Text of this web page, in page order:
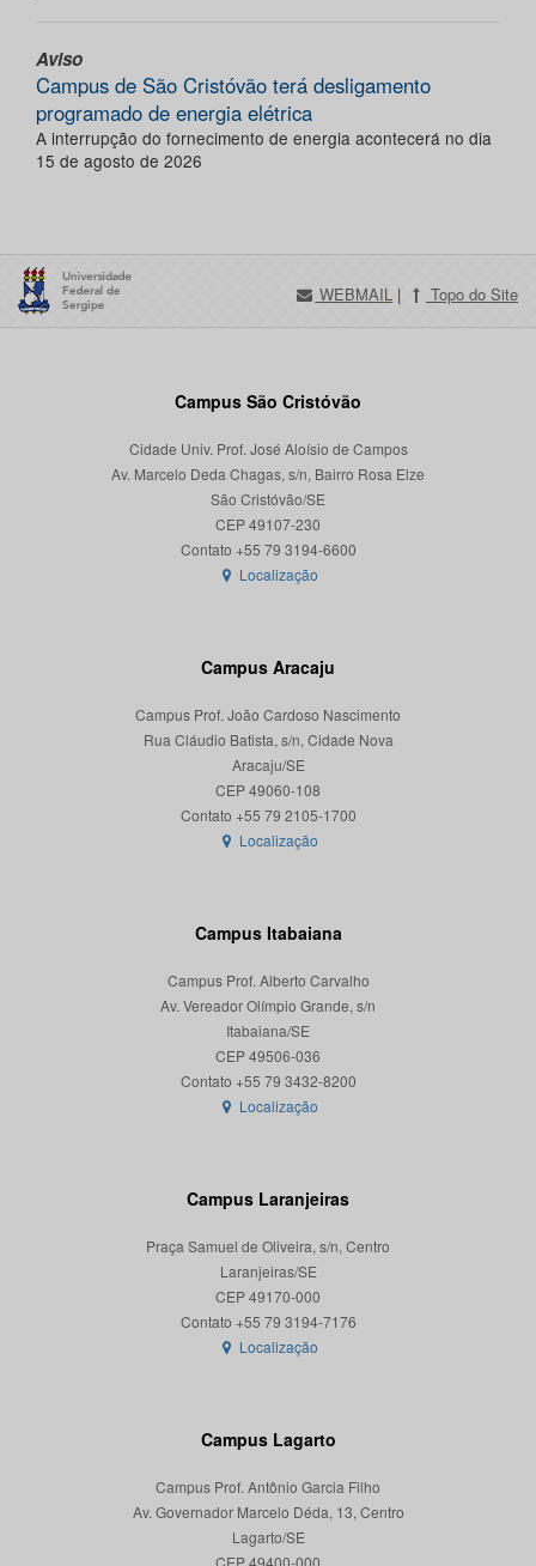
Aviso
Campus de São Cristóvão terá desligamento
programado de energia elétrica
A interrupção do fornecimento de energia acontecerá no dia
15 de agosto de 2026
WEBMAIL | Topo do Site
Campus São Cristóvão
Cidade Univ. Prof. José Aloísio de Campos
Av. Marcelo Deda Chagas, s/n, Bairro Rosa Elze
São Cristóvão/SE
CEP 49107-230
Localização
Campus Aracaju
Campus Prof. João Cardoso Nascimento
Rua Cláudio Batista, s/n, Cidade Nova
Aracaju/SE
CEP 49060-108
Localização
Campus Itabaiana
Campus Prof. Alberto Carvalho
Av. Vereador Olímpio Grande, s/n
Itabaiana/SE
CEP 49506-036
Localização
Campus Laranjeiras
Praça Samuel de Oliveira, s/n, Centro
Laranjeiras/SE
CEP 49170-000
Localização
Campus Lagarto
Campus Prof. Antônio Garcia Filho
Av. Governador Marcelo Déda, 13, Centro
Lagarto/SE